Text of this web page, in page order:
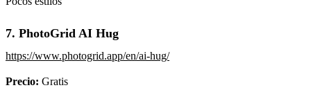
7. PhotoGrid AI Hug
https://www.photogrid.app/en/ai-hug/
Precio: Gratis